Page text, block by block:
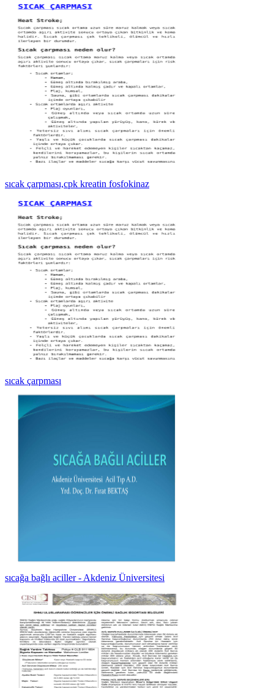
sıcak çarpması,cpk kreatin fosfokinaz
sıcak çarpması
sıcağa bağlı aciller - Akdeniz Üniversitesi